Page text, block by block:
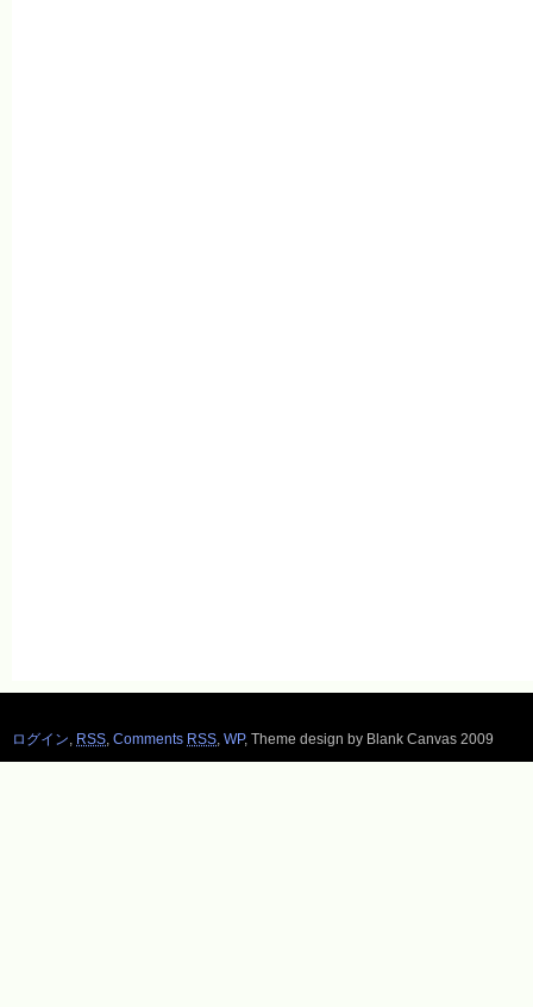
ログイン RSS Comments RSS WP, Theme design by Blank Canvas 2009